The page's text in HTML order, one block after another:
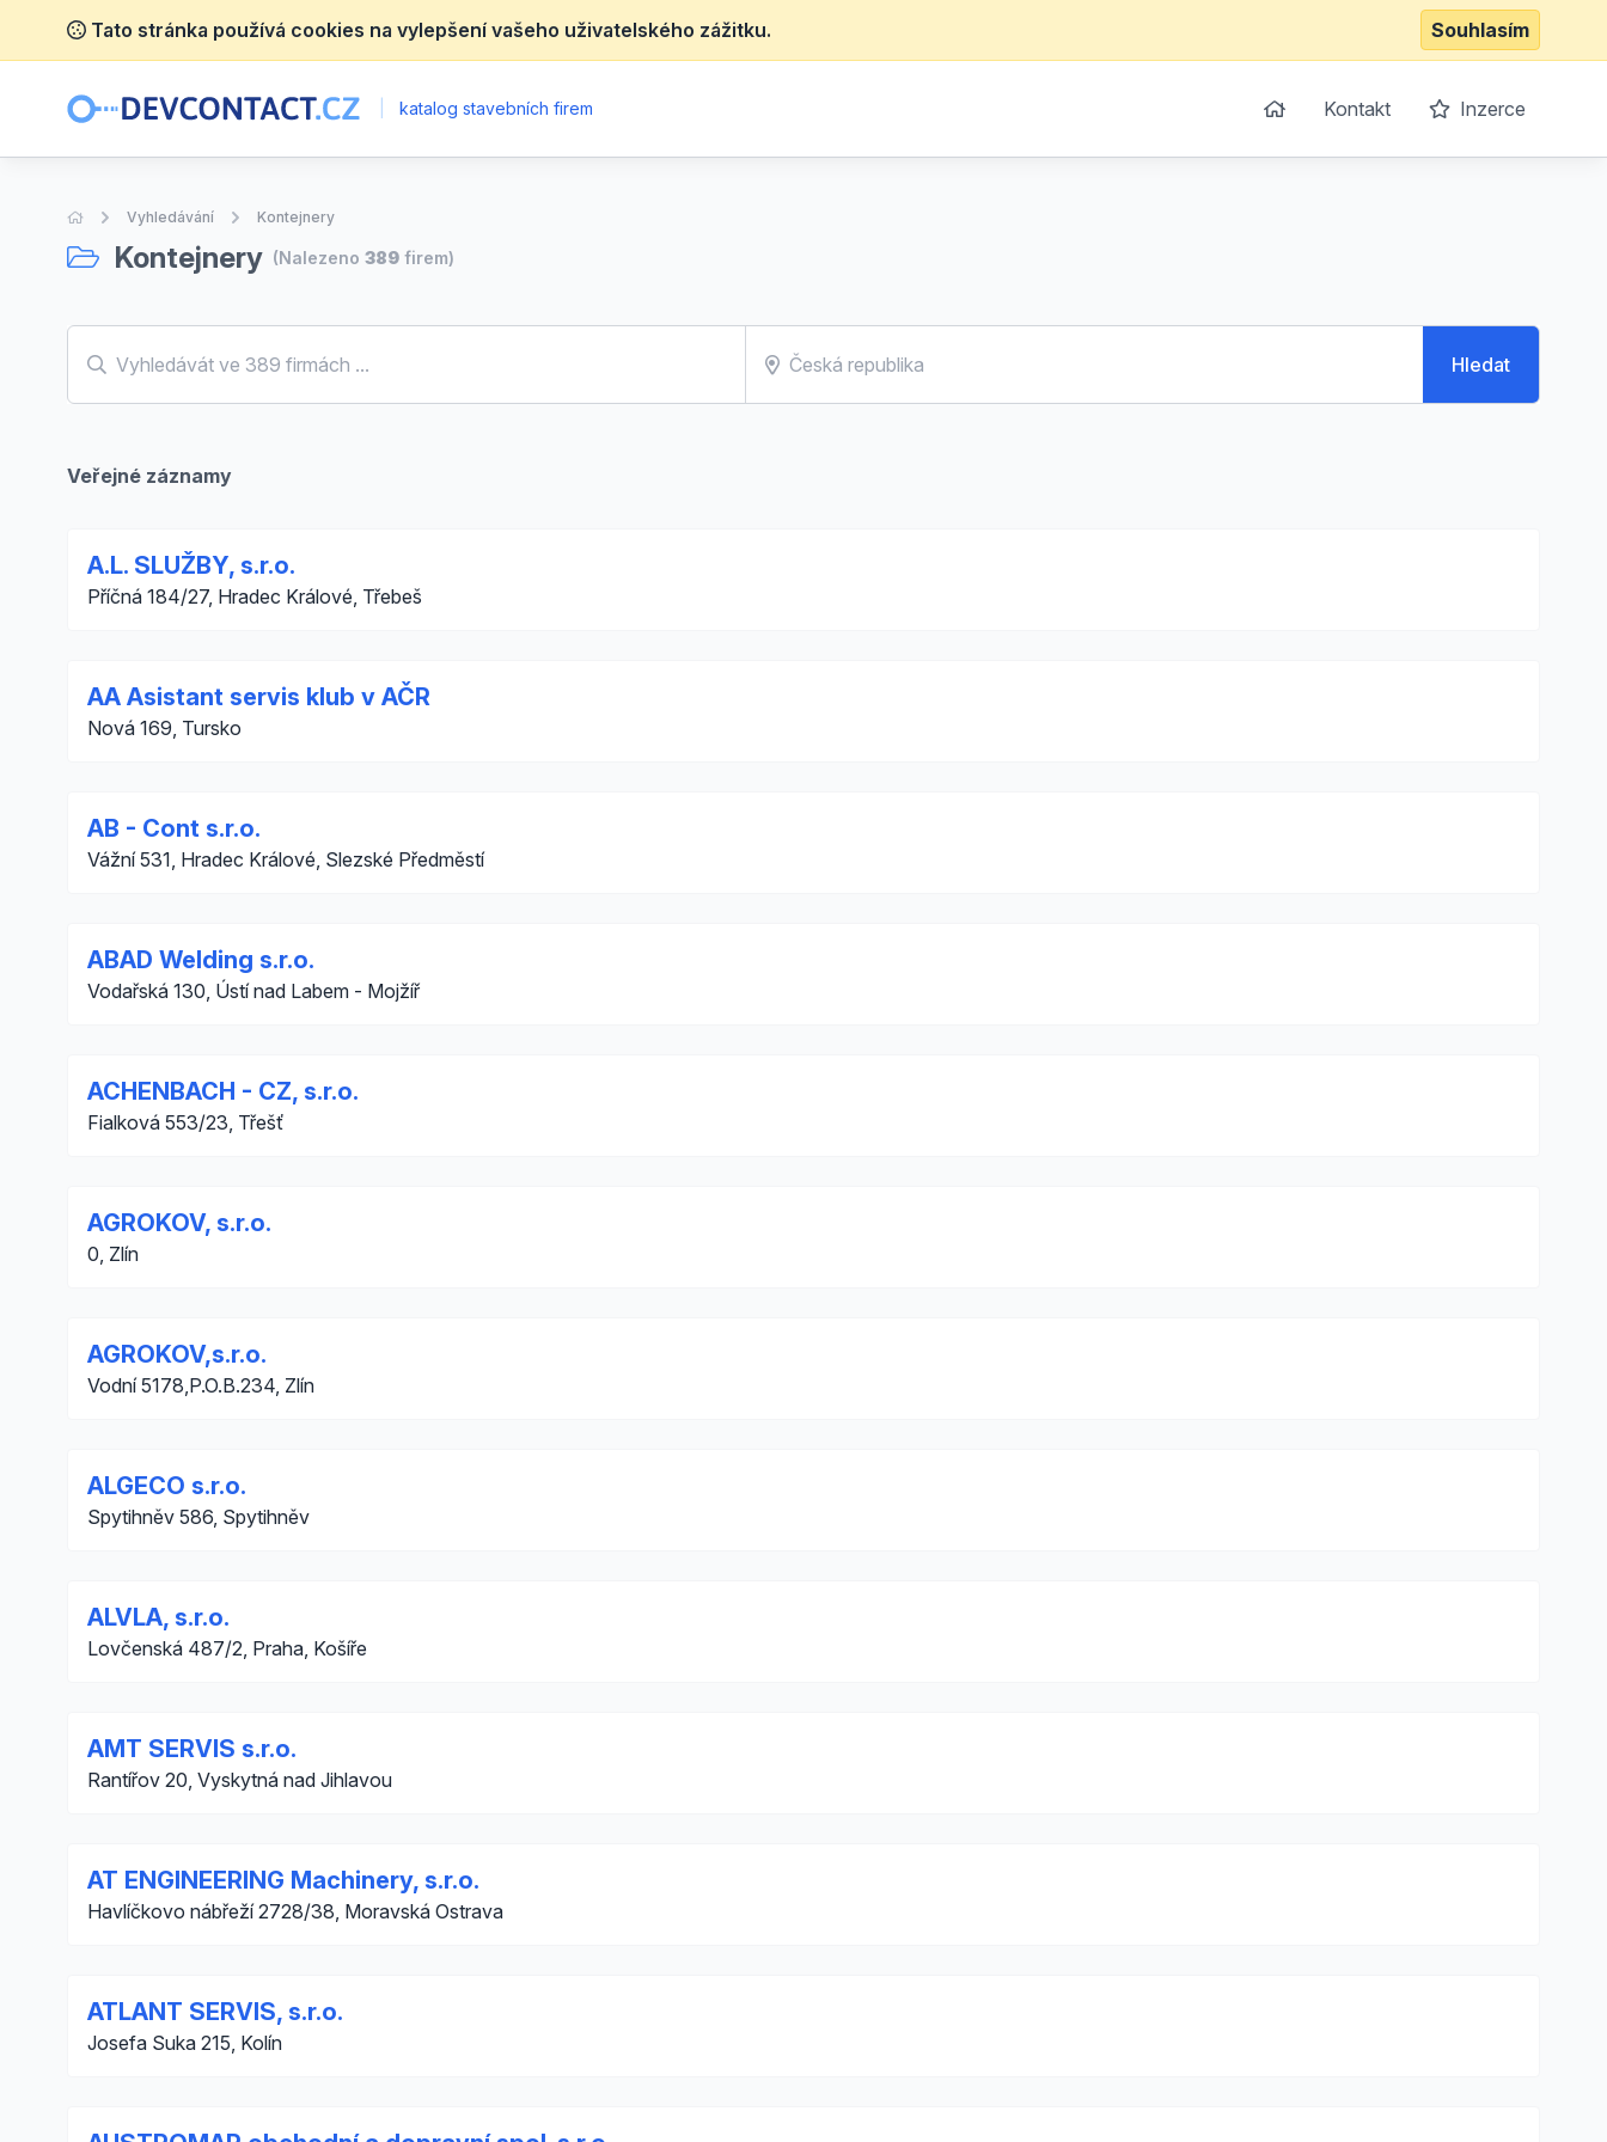
Tato stránka používá cookies na vylepšení vašeho uživatelského zážitku. Souhlasím
katalog stavebních firem Kontakt Inzerce
Úvodní stránka
Vyhledávání Kontejnery
Kontejnery (Nalezeno 389 firem)
Hledat
Veřejné záznamy
A.L. SLUŽBY, s.r.o.
Příčná 184/27, Hradec Králové, Třebeš
AA Asistant servis klub v AČR
Nová 169, Tursko
AB - Cont s.r.o.
Vážní 531, Hradec Králové, Slezské Předměstí
ABAD Welding s.r.o.
Vodařská 130, Ústí nad Labem - Mojžíř
ACHENBACH - CZ, s.r.o.
Fialková 553/23, Třešť
AGROKOV, s.r.o.
0, Zlín
AGROKOV,s.r.o.
Vodní 5178,P.O.B.234, Zlín
ALGECO s.r.o.
Spytihněv 586, Spytihněv
ALVLA, s.r.o.
Lovčenská 487/2, Praha, Košíře
AMT SERVIS s.r.o.
Rantířov 20, Vyskytná nad Jihlavou
AT ENGINEERING Machinery, s.r.o.
Havlíčkovo nábřeží 2728/38, Moravská Ostrava
ATLANT SERVIS, s.r.o.
Josefa Suka 215, Kolín